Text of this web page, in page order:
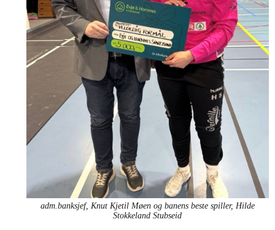
adm.banksjef, Knut Kjetil Møen og banens beste spiller, Hilde
Stokkeland Stubseid